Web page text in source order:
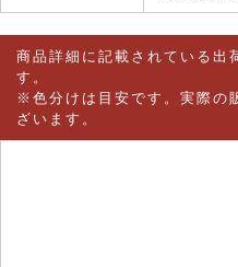
商品詳細に記載されている出
す。
※色分けは目安です。実際の
ざいます。